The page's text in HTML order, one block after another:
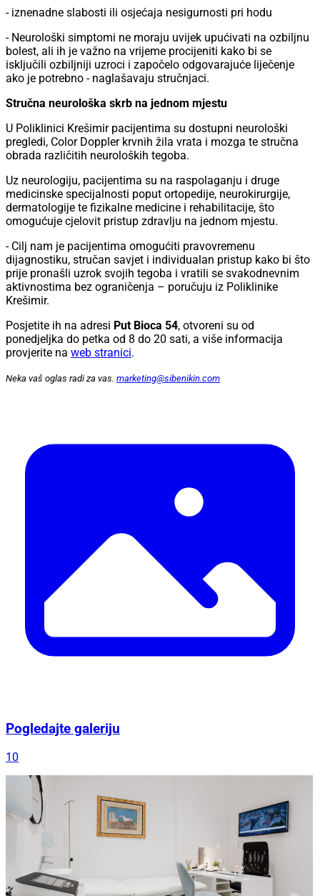
- iznenadne slabosti ili osjećaja nesigurnosti pri hodu
- Neurološki simptomi ne moraju uvijek upućivati na ozbiljnu
bolest, ali ih je važno na vrijeme procijeniti kako bi se
isključili ozbiljniji uzroci i započelo odgovarajuće liječenje
ako je potrebno - naglašavaju stručnjaci.
Stručna neurološka skrb na jednom mjestu
U Poliklinici Krešimir pacijentima su dostupni neurološki
pregledi, Color Doppler krvnih žila vrata i mozga te stručna
obrada različitih neuroloških tegoba.
Uz neurologiju, pacijentima su na raspolaganju i druge
medicinske specijalnosti poput ortopedije, neurokirurgije,
dermatologije te fizikalne medicine i rehabilitacije, što
omogućuje cjelovit pristup zdravlju na jednom mjestu.
- Cilj nam je pacijentima omogućiti pravovremenu
dijagnostiku, stručan savjet i individualan pristup kako bi što
prije pronašli uzrok svojih tegoba i vratili se svakodnevnim
aktivnostima bez ograničenja – poručuju iz Poliklinike
Krešimir.
Posjetite ih na adresi Put Bioca 54, otvoreni su od
ponedjeljka do petka od 8 do 20 sati, a više informacija
provjerite na web stranici.
Neka vaš oglas radi za vas. marketing@sibenikin.com
Pogledajte galeriju
10